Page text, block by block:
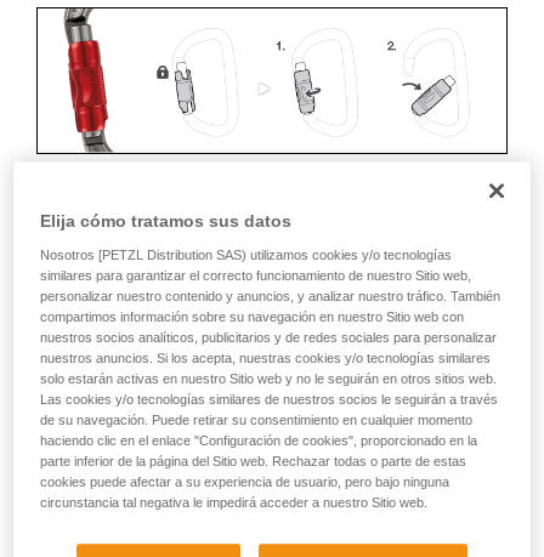
Ventajas:
• Rapidez y facilidad de apertura.
• Bloqueo automático rápido.
Desventajas:
• Desbloqueo del casquillo a efectuar a cada apertura.
mosquetón.
Elija cómo tratamos sus datos
Nosotros [PETZL Distribution SAS) utilizamos cookies y/o tecnologías
similares para garantizar el correcto funcionamiento de nuestro Sitio web,
personalizar nuestro contenido y anuncios, y analizar nuestro tráfico. También
compartimos información sobre su navegación en nuestro Sitio web con
nuestros socios analíticos, publicitarios y de redes sociales para personalizar
nuestros anuncios. Si los acepta, nuestras cookies y/o tecnologías similares
solo estarán activas en nuestro Sitio web y no le seguirán en otros sitios web.
Las cookies y/o tecnologías similares de nuestros socios le seguirán a través
de su navegación. Puede retirar su consentimiento en cualquier momento
haciendo clic en el enlace "Configuración de cookies", proporcionado en la
parte inferior de la página del Sitio web. Rechazar todas o parte de estas
cookies puede afectar a su experiencia de usuario, pero bajo ninguna
circunstancia tal negativa le impedirá acceder a nuestro Sitio web.